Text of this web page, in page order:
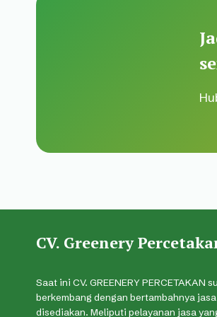
CV. Greenery
Saat ini CV. GREENERY PERCETAKAN
berkembang dengan bertambahnya
disediakan. Meliputi pelayanan jasa